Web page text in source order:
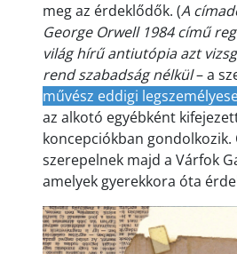
meg az érdeklődők. (A
George Orwell 1984 című
világ hírű antiutópia azt
rend szabadság nélkül– a
művész eddigi
az alkotó egyébként
koncepciókban gondolkozik.
szerepelnek majd a Várfok
amelyek gyerekkora óta